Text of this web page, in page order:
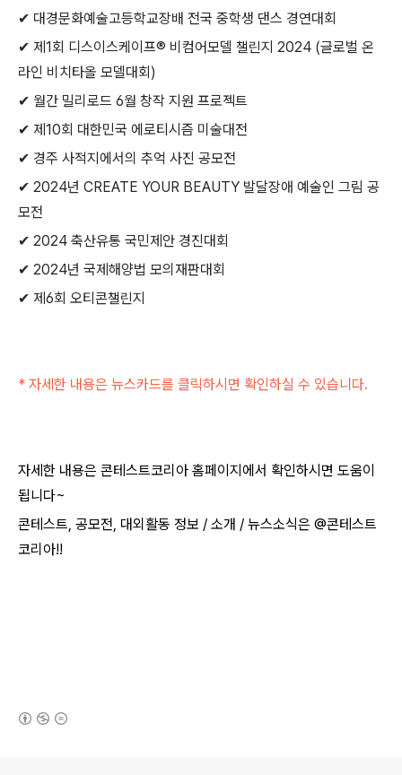
✔ 대경문화예술고등학교장배 전국 중학생 댄스 경연대회
✔ 제1회 디스이스케이프® 비컴어모델 챌린지 2024 (글로벌 온
라인 비치타올 모델대회)
✔ 월간 밀리로드 6월 창작 지원 프로젝트
✔ 제10회 대한민국 에로티시즘 미술대전
✔ 경주 사적지에서의 추억 사진 공모전
✔ 2024년 CREATE YOUR BEAUTY 발달장애 예술인 그림 공
모전
✔ 2024 축산유통 국민제안 경진대회
✔ 2024년 국제해양법 모의재판대회
✔ 제6회 오티콘챌린지
* 자세한 내용은 뉴스카드를 클릭하시면 확인하실 수 있습니다.
자세한 내용은 콘테스트코리아 홈페이지에서 확인하시면 도움이
됩니다~​
콘테스트, 공모전, 대외활동 정보 / 소개 / 뉴스소식은 @콘테스트
코리아!!